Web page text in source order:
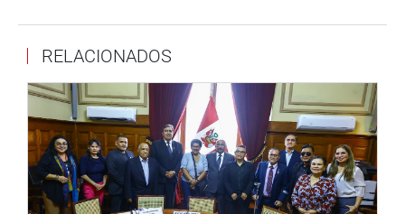
temas de la agenda electoral de nuestro país, como su
en el último proceso electoral.
A finales de la próxima semana vendrá un congresista
europeo que estuvo aquí encabezando la misión de
observación electoral. Ese grupo importante de
congresistas europeos (está) encabezado por el jefe de la
RELACIONADOS